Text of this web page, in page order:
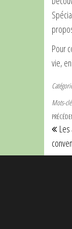
Pour
vie,
Mots-
Article